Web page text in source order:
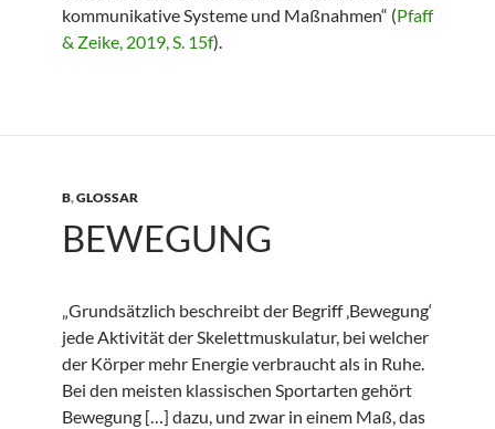
kommunikative Systeme und Maßnahmen“ (Pfaff
& Zeike, 2019, S. 15f).
B,GLOSSAR
BEWEGUNG
„Grundsätzlich beschreibt der Begriff ‚Bewegung‘
jede Aktivität der Skelettmuskulatur, bei welcher
der Körper mehr Energie verbraucht als in Ruhe.
Bei den meisten klassischen Sportarten gehört
Bewegung […] dazu, und zwar in einem Maß, das